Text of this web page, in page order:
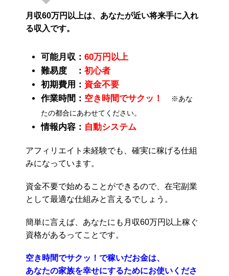
月収60万円以上は、あなたが近い将来手に入れ
る収入です。
可能月収： 60万円以上
難易度 ： 初心者
初期費用： 資金不要
作業時間： 空き時間でサクッ！
※あな
たの都合にあわせてください。
情報内容： 自動システム
アフィリエイト未経験でも、確実に稼げる仕組
みになっています。
資金不要で始めることができるので、在宅副業
として最適な仕組みと言えるでしょう。
簡単に言えば、あなたにも月収60万円以上稼ぐ
資格があるってことです。
空き時間でサクッ！で稼いだお金は、
あなたの家族を幸せにするためにお使いくださ